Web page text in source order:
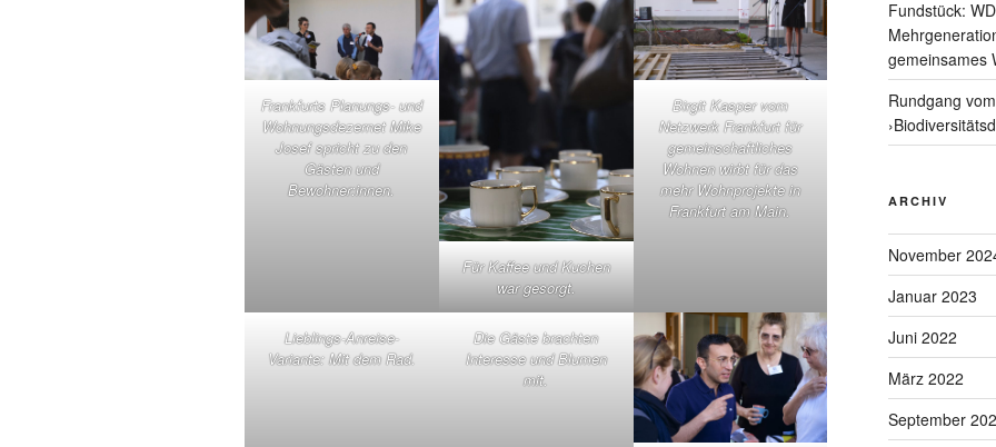
Frankfurts Planungs- und
Wohnungsdezernet Mike
Josef spricht zu den
Gästen und
Bewohner:innen.
Für Kaffee und Kuchen
war gesorgt.
Birgit Kasper vom
Netzwerk Frankfurt für
gemeinschaftliches
Wohnen wirbt für das
mehr Wohnprojekte in
Frankfurt am Main.
Lieblings-Anreise-
Variante: Mit dem Rad.
Die Gäste brachten
Interesse und Blumen
mit.
Fundstück:
gemeinsames
Rundgang
ARCHIV
November
Januar 2023
Juni 2022
März 2022
September